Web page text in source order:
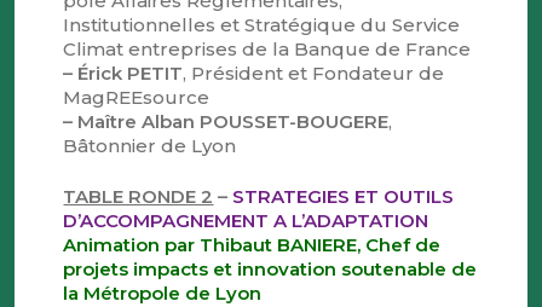
Institutionnelles et Stratégique du Service
Climat entreprises de la Banque de France
– Érick PETIT, Président et Fondateur de
MagREEsource
– Maître Alban POUSSET-BOUGERE,
Bâtonnier de Lyon
TABLE RONDE 2 – STRATEGIES ET OUTILS
D’ACCOMPAGNEMENT A L’ADAPTATION
Animation par Thibaut BANIERE, Chef de
projets impacts et innovation soutenable de
la Métropole de Lyon